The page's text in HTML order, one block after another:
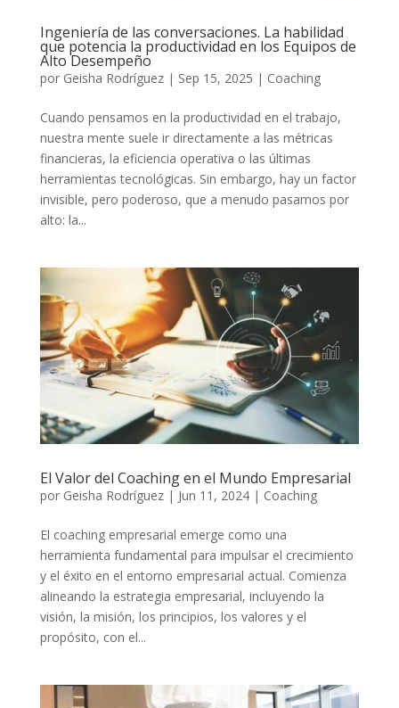
Ingeniería de las conversaciones. La habilidad
que potencia la productividad en los Equipos de
Alto Desempeño
por Geisha Rodríguez| Sep 15, 2025 | Coaching
Cuando pensamos en la productividad en el trabajo,
nuestra mente suele ir directamente a las métricas
financieras, la eficiencia operativa o las últimas
herramientas tecnológicas. Sin embargo, hay un factor
invisible, pero poderoso, que a menudo pasamos por
alto: la...
El Valor del Coaching en el Mundo Empresarial
por Geisha Rodríguez| Jun 11, 2024| Coaching
El coaching empresarial emerge como una
herramienta fundamental para impulsar el crecimiento
y el éxito en el entorno empresarial actual. Comienza
alineando la estrategia empresarial, incluyendo la
visión, la misión, los principios, los valores y el
propósito, con el...